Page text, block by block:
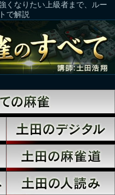
くなりたい上級者まで、ルー
で解説